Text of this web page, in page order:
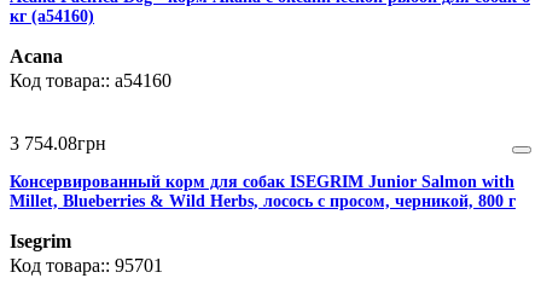
кг (a54160)
Acana
a54160
3 754.08грн
Консервированный корм для собак ISEGRIM Junior Salmon with
Millet, Blueberries & Wild Herbs, лосось с просом, черникой, 800 г
Isegrim
95701